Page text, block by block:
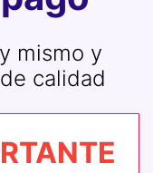
mismo y
calidad